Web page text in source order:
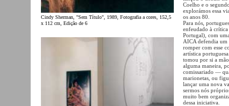
Cindy Sherman, "Sem Título", 1989, Fotografia a cores, 152,5
x 112 cm, Edição de 6
Coelho e o
explorámos essa
os anos 80.
Para nós,
enfeudado à
Portugal), com
AICA defendia um
romper com esse
artística
tomou por si a
alguma maneira,
comissariado —
marionetas, ou
lançar uma nova
sermos nós
muito bem
dessa iniciativa.